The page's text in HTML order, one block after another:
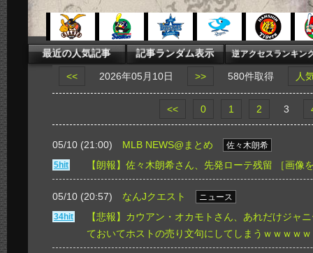
<< 2026年05月10日 >> 580件取得 人
<< 0 1 2 3
05/10 (21:00) MLB NEWS@まとめ
佐々木朗希
5hit
【朗報】佐々木朗希さん、先発ローテ残留 ［画像
05/10 (20:57) なんJクエスト
ニュース
34hit
【悲報】カウアン・オカモトさん、あれだけジャ
ておいてホストの売り文句にしてしまうｗｗｗｗ